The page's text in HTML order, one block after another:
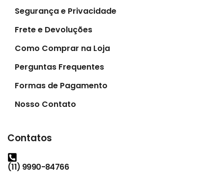
Segurança e Privacidade
Frete e Devoluções
Como Comprar na Loja
Perguntas Frequentes
Formas de Pagamento
Nosso Contato
Contatos
(11) 9990-84766